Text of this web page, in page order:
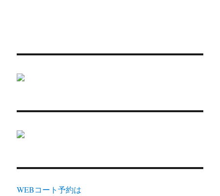
WEBコート予約は